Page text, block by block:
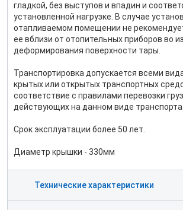
гладкой, без выступов и впадин и
установленной нагрузке. В случае
отапливаемом помещении не
ее вблизи от отопительных приборов во
деформирования поверхности тары.
Транспортировка допускается всеми
крытых или открытых транспортных
соответствие с правилами перевозки
действующих на данном виде транспорта.
Срок эксплуатации более 50 лет.
Диаметр крышки - 330мм
Технические характеристики